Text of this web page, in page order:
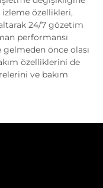
izleme özellikleri,
24/7 gözetim
performansı
önce olası
özelliklerini de
ve bakım